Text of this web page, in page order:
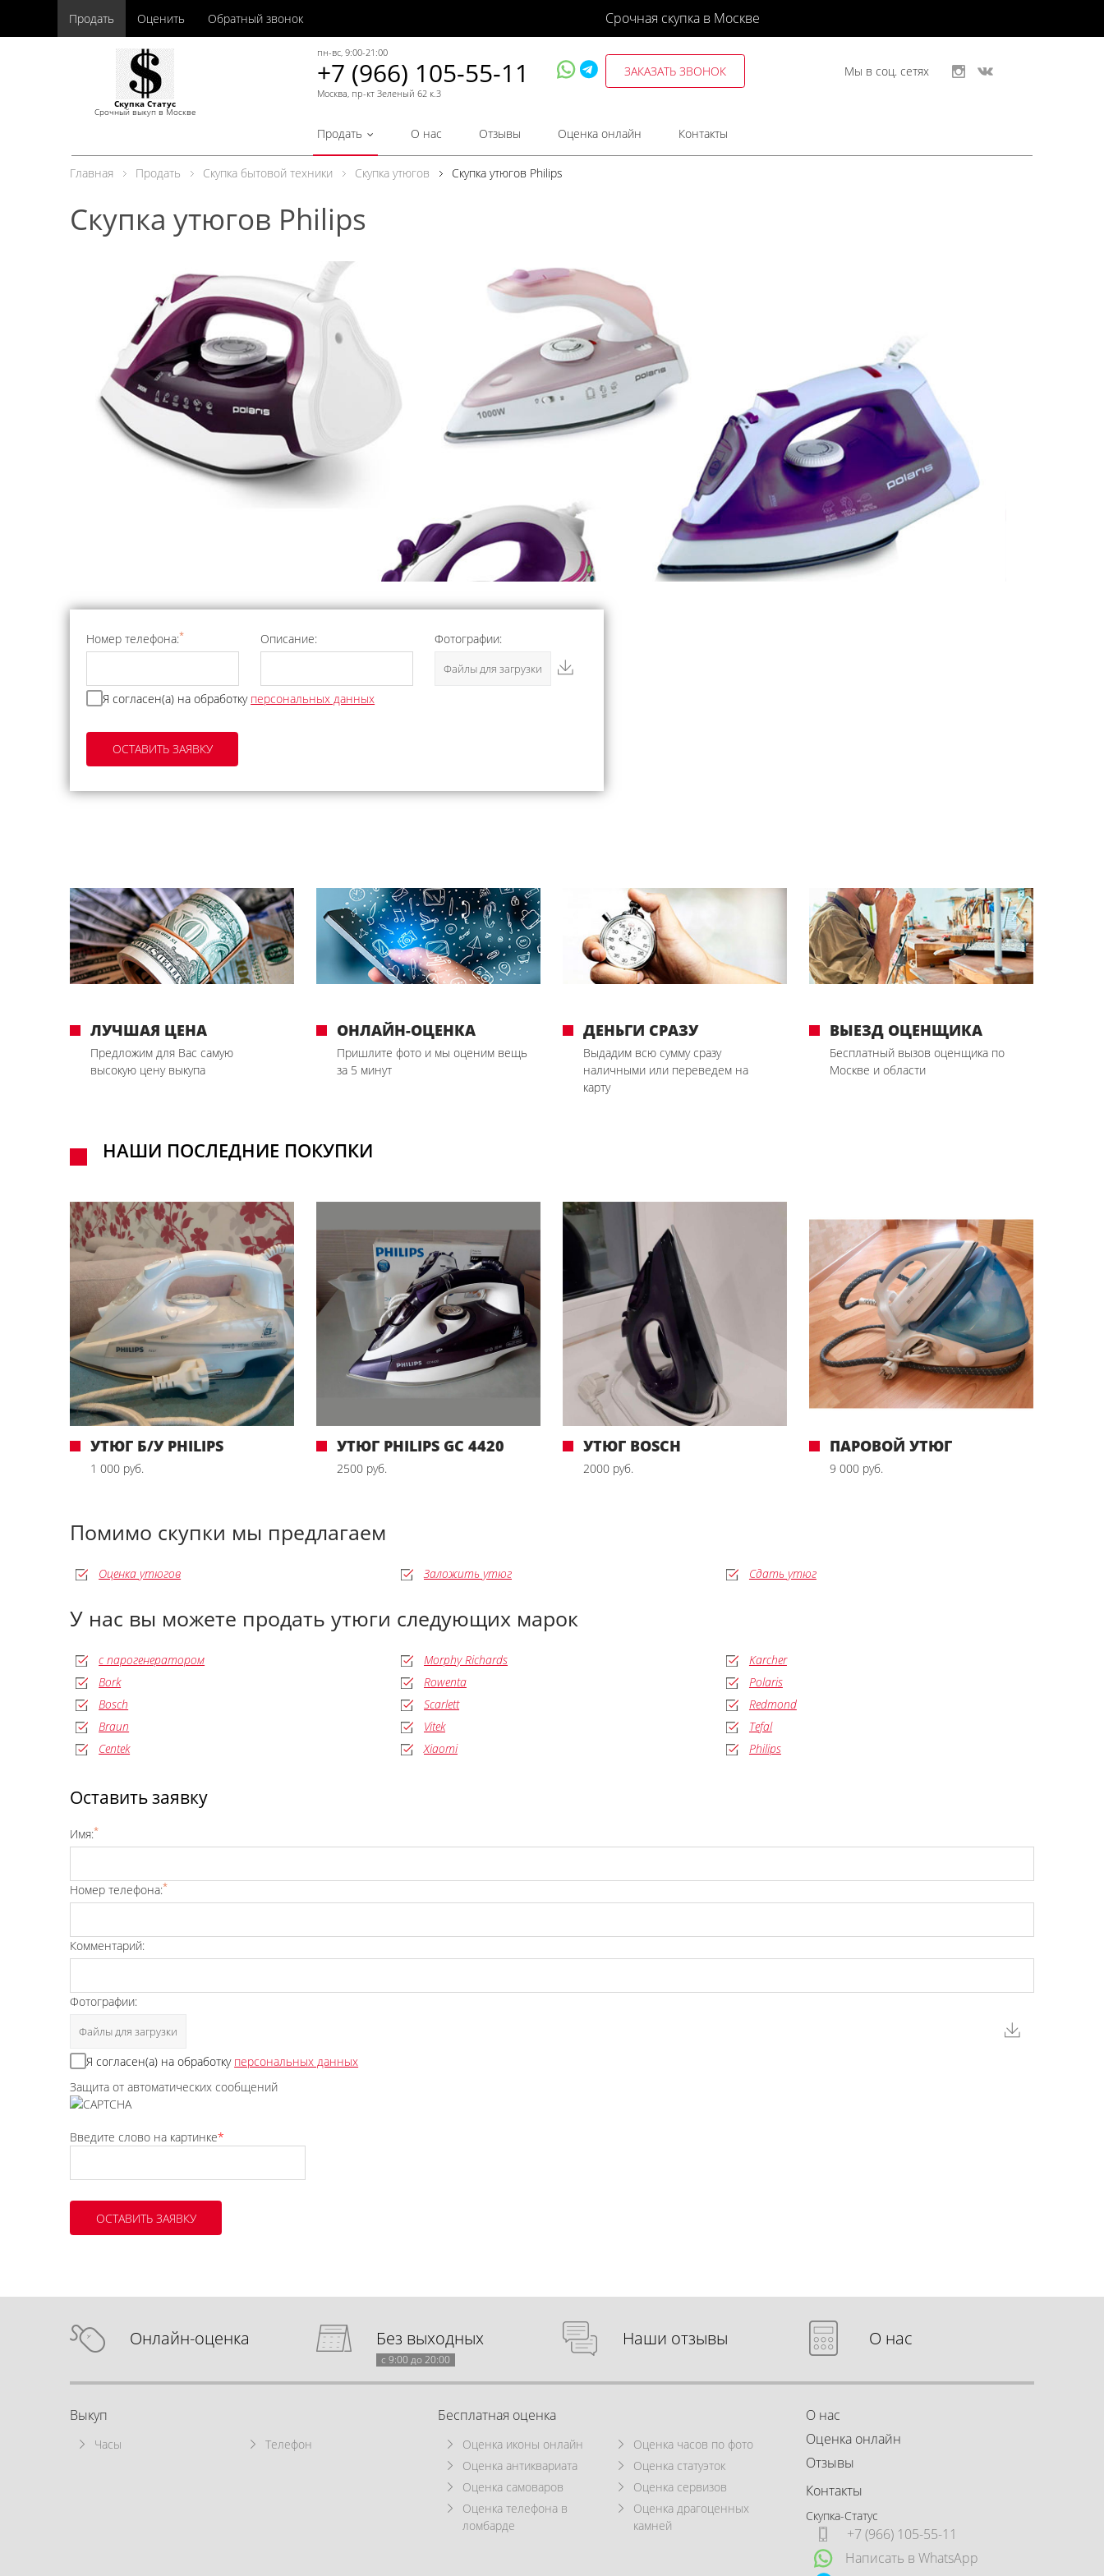
Продать Оценить Обратный звонок Срочная скупка в Москве
Скупка Статус
Срочный выкуп в Москве
пн-вс, 9:00-21:00
+7 (966) 105-55-11
Москва, пр-кт Зеленый 62 к.3
ЗАКАЗАТЬ ЗВОНОК Мы в соц. сетях
Продать О нас Отзывы Оценка онлайн Контакты
Главная Продать Скупка бытовой техники Скупка утюгов Скупка утюгов Philips
Скупка утюгов Philips
Номер телефона:* Описание: Фотографии:
Файлы для загрузки
Я согласен(а) на обработку персональных данных
ЛУЧШАЯ ЦЕНА
Предложим для Вас самую
высокую цену выкупа
ОНЛАЙН-ОЦЕНКА
Пришлите фото и мы оценим вещь
за 5 минут
ДЕНЬГИ СРАЗУ
Выдадим всю сумму сразу
наличными или переведем на
карту
ВЫЕЗД ОЦЕНЩИКА
Бесплатный вызов оценщика по
Москве и области
НАШИ ПОСЛЕДНИЕ ПОКУПКИ
УТЮГ Б/У PHILIPS
1 000 руб.
УТЮГ PHILIPS GC 4420
2500 руб.
УТЮГ BOSCH
2000 руб.
ПАРОВОЙ УТЮГ
9 000 руб.
Помимо скупки мы предлагаем
Оценка утюгов Заложить утюг Сдать утюг
У нас вы можете продать утюги следующих марок
с парогенератором
Bork
Bosch
Braun
Centek
Morphy Richards
Rowenta
Scarlett
Vitek
Xiaomi
Karcher
Polaris
Redmond
Tefal
Philips
Оставить заявку
Имя:*
Номер телефона:*
Комментарий:
Фотографии:
Файлы для загрузки
Я согласен(а) на обработку персональных данных
Защита от автоматических сообщений
Введите слово на картинке*
Онлайн-оценка Без выходных
с 9:00 до 20:00
Наши отзывы О нас
Выкуп
Часы Телефон
Бесплатная оценка
Оценка иконы онлайн
Оценка часов по фото
Оценка антиквариата
Оценка статуэток
Оценка самоваров
Оценка сервизов
Оценка телефона в
ломбарде
Оценка драгоценных
камней
О нас
Оценка онлайн
Отзывы
Контакты
Скупка-Статус
+7 (966) 105-55-11
Написать в WhatsApp